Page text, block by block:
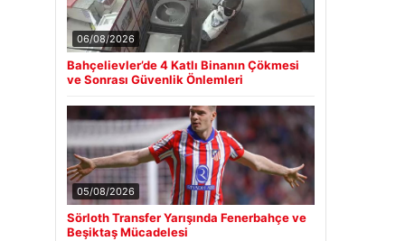
06/08/2026
Bahçelievler’de 4 Katlı Binanın Çökmesi
ve Sonrası Güvenlik Önlemleri
05/08/2026
Sörloth Transfer Yarışında Fenerbahçe ve
Beşiktaş Mücadelesi